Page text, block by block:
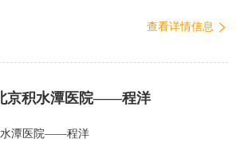
告”、财务处副处长陈越作的“2023年度医院
作人员考核实施细则修订的报告。在会员代
取了冯国平主席的2023年度工会工作报告。
查看详情信息
京积水潭医院——程洋
水潭医院——程洋